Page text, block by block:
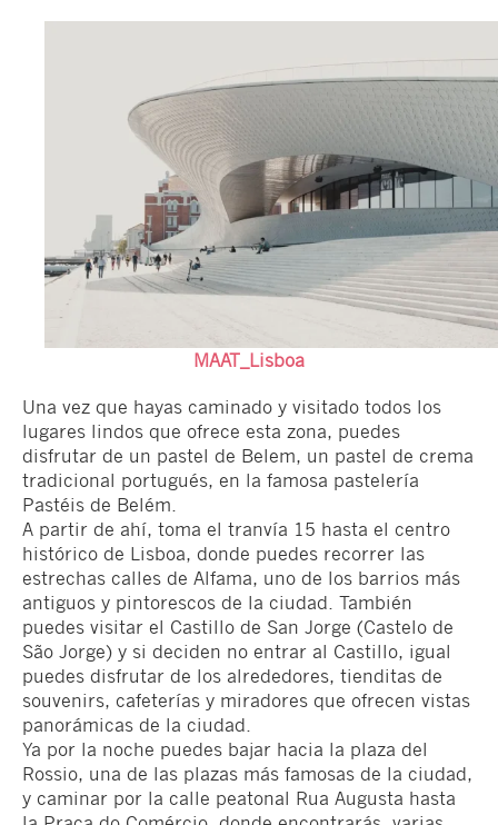
MAAT_Lisboa
Una vez que hayas caminado y visitado todos los
lugares lindos que ofrece esta zona, puedes
disfrutar de un pastel de Belem, un pastel de crema
tradicional portugués, en la famosa pastelería
Pastéis de Belém.
A partir de ahí, toma el tranvía 15 hasta el centro
histórico de Lisboa, donde puedes recorrer las
estrechas calles de Alfama, uno de los barrios más
antiguos y pintorescos de la ciudad. También
puedes visitar el Castillo de San Jorge (Castelo de
São Jorge) y si deciden no entrar al Castillo, igual
puedes disfrutar de los alrededores, tienditas de
souvenirs, cafeterías y miradores que ofrecen vistas
panorámicas de la ciudad.
Ya por la noche puedes bajar hacia la plaza del
Rossio, una de las plazas más famosas de la ciudad,
y caminar por la calle peatonal Rua Augusta hasta